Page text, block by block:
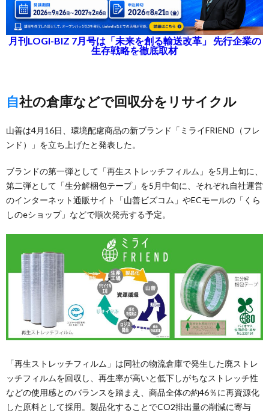
月刊LOGI-BIZ 7月号は「未来を創る輸送改革」 先行企業の
生存戦略を徹底取材
自社の倉庫などで回収分をリサイクル
山善は4月16日、環境配慮商品の新ブランド「ミライFRIEND（フレ
ンド）」を立ち上げたと発表した。
ブランドの第一弾として「再生ストレッチフィルム」を5月上旬に、
第二弾として「生分解梱包テープ」を5月中旬に、それぞれ自社運営
のインターネット通販サイト「山善ビズコム」やECモールの「くら
しのeショップ」などで順次発売する予定。
「再生ストレッチフィルム」は同社の物流倉庫で発生した廃ストレ
ッチフィルムを回収し、再生率が高いと低下しがちなストレッチ性
などの使用感とのバランスを踏まえ、商品全体の約46％に再資源化
した原料として採用。製品化することでCO2排出量の削減に寄与